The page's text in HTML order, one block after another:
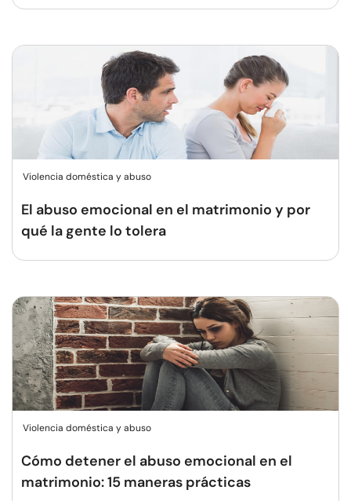
Violencia doméstica y abuso
El abuso emocional en el matrimonio y por
qué la gente lo tolera
Violencia doméstica y abuso
Cómo detener el abuso emocional en el
matrimonio: 15 maneras prácticas